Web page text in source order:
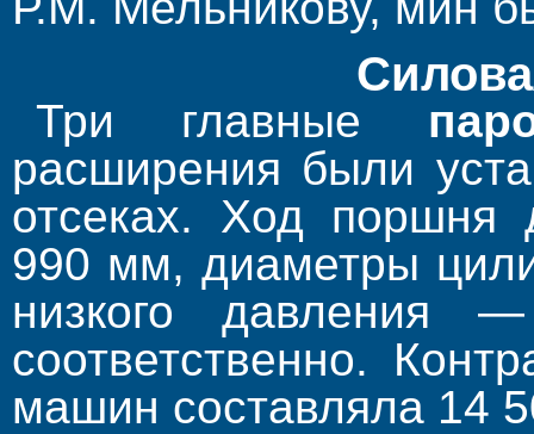
Три главные
расширения были
отсеках. Ход поршня
990 мм, диаметры
низкого
соответственно.
машин составляла 14